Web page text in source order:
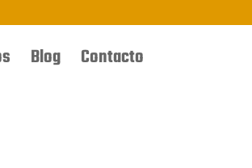
Blog Contacto